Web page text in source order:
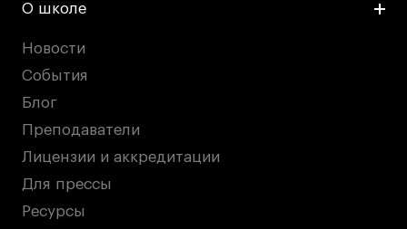
О школе
Новости
События
Блог
Преподаватели
Лицензии и аккредитации
Для прессы
Ресурсы